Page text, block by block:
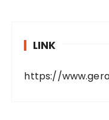
LINK
https://